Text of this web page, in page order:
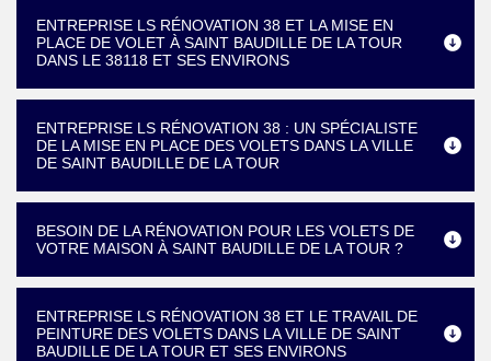
ENTREPRISE LS RÉNOVATION 38 ET LA MISE EN
PLACE DE VOLET À SAINT BAUDILLE DE LA TOUR
DANS LE 38118 ET SES ENVIRONS
ENTREPRISE LS RÉNOVATION 38 : UN SPÉCIALISTE
DE LA MISE EN PLACE DES VOLETS DANS LA VILLE
DE SAINT BAUDILLE DE LA TOUR
BESOIN DE LA RÉNOVATION POUR LES VOLETS DE
VOTRE MAISON À SAINT BAUDILLE DE LA TOUR ?
ENTREPRISE LS RÉNOVATION 38 ET LE TRAVAIL DE
PEINTURE DES VOLETS DANS LA VILLE DE SAINT
BAUDILLE DE LA TOUR ET SES ENVIRONS